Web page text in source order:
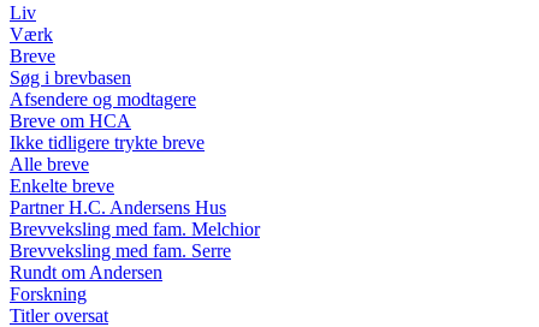
Liv
Værk
Breve
Søg i brevbasen
Afsendere og modtagere
Breve om HCA
Ikke tidligere trykte breve
Alle breve
Enkelte breve
Partner H.C. Andersens Hus
Brevveksling med fam. Melchior
Brevveksling med fam. Serre
Rundt om Andersen
Forskning
Titler oversat